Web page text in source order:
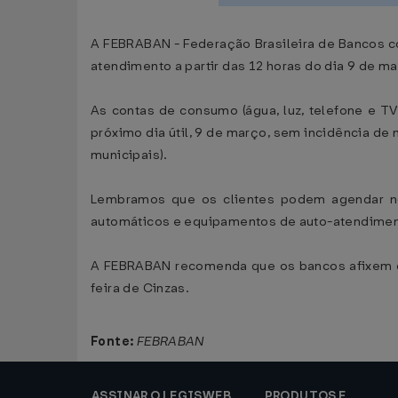
A FEBRABAN - Federação Brasileira de
atendimento a partir das 12 horas do dia 9 de
As contas de consumo (água, luz, telefone e
próximo dia útil, 9 de março, sem incidência
municipais).
Lembramos que os clientes podem agendar
automáticos e equipamentos de auto-
A FEBRABAN recomenda que os bancos
feira de Cinzas.
Fonte: FEBRABAN